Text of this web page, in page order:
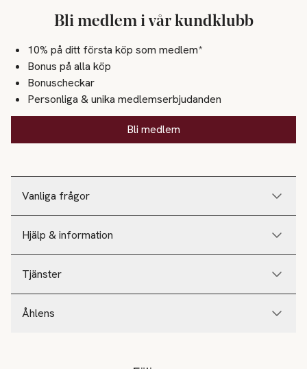
Vanliga frågor
Hjälp & information
Tjänster
Åhlens
Bli medlem i vår kundklubb
10% på ditt första köp som medlem*
Bonus på alla köp
Bonuscheckar
Personliga & unika medlemserbjudanden
Bli medlem